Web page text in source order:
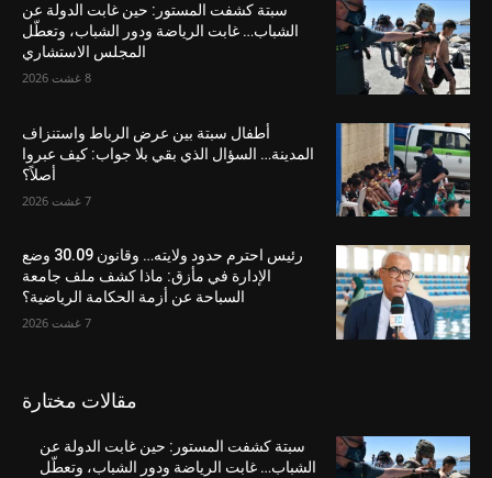
سبتة كشفت المستور: حين غابت الدولة عن
الشباب… غابت الرياضة ودور الشباب، وتعطّل
المجلس الاستشاري
8 غشت 2026
أطفال سبتة بين عرض الرباط واستنزاف
المدينة… السؤال الذي بقي بلا جواب: كيف عبروا
أصلاً؟
7 غشت 2026
رئيس احترم حدود ولايته… وقانون 30.09 وضع
الإدارة في مأزق: ماذا كشف ملف جامعة
السباحة عن أزمة الحكامة الرياضية؟
7 غشت 2026
مقالات مختارة
سبتة كشفت المستور: حين غابت الدولة عن
الشباب… غابت الرياضة ودور الشباب، وتعطّل